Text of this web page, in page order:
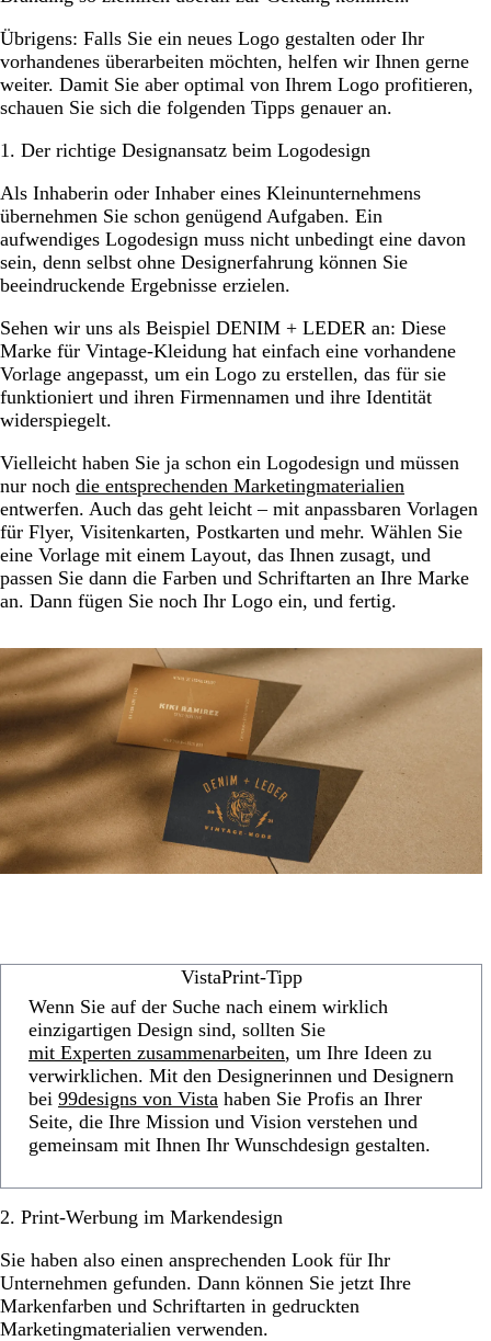
Übrigens: Falls Sie ein neues Logo gestalten oder Ihr
vorhandenes überarbeiten möchten, helfen wir Ihnen gerne
weiter. Damit Sie aber optimal von Ihrem Logo profitieren,
schauen Sie sich die folgenden Tipps genauer an.
1. Der richtige Designansatz beim Logodesign
Als Inhaberin oder Inhaber eines Kleinunternehmens
übernehmen Sie schon genügend Aufgaben. Ein
aufwendiges Logodesign muss nicht unbedingt eine davon
sein, denn selbst ohne Designerfahrung können Sie
beeindruckende Ergebnisse erzielen.
Sehen wir uns als Beispiel DENIM + LEDER an: Diese
Marke für Vintage-Kleidung hat einfach eine vorhandene
Vorlage angepasst, um ein Logo zu erstellen, das für sie
funktioniert und ihren Firmennamen und ihre Identität
widerspiegelt.
Vielleicht haben Sie ja schon ein Logodesign und müssen
nur noch die entsprechenden Marketingmaterialien
entwerfen. Auch das geht leicht – mit anpassbaren Vorlagen
für Flyer, Visitenkarten, Postkarten und mehr. Wählen Sie
eine Vorlage mit einem Layout, das Ihnen zusagt, und
passen Sie dann die Farben und Schriftarten an Ihre Marke
an. Dann fügen Sie noch Ihr Logo ein, und fertig.
VistaPrint-Tipp
Wenn Sie auf der Suche nach einem wirklich
einzigartigen Design sind, sollten Sie
mit Experten zusammenarbeiten, um Ihre Ideen zu
verwirklichen. Mit den Designerinnen und Designern
bei 99designs von Vista haben Sie Profis an Ihrer
Seite, die Ihre Mission und Vision verstehen und
gemeinsam mit Ihnen Ihr Wunschdesign gestalten.
2. Print-Werbung im Markendesign
Sie haben also einen ansprechenden Look für Ihr
Unternehmen gefunden. Dann können Sie jetzt Ihre
Markenfarben und Schriftarten in gedruckten
Marketingmaterialien verwenden.
Der fertige Look